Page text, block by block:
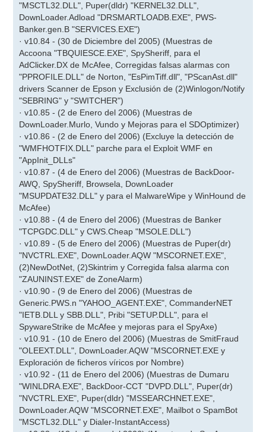
"MSCTL32.DLL", Puper(dldr) "KERNEL32.DLL",
DownLoader.Adload "DRSMARTLOADB.EXE", PWS-
Banker.gen.B "SERVICES.EXE")
· v10.84 - (30 de Diciembre del 2005) (Muestras de
Accoona "TBQUIESCE.EXE", SpySheriff, para el
AdClicker.DX de McAfee, Corregidas falsas alarmas con
"PPROFILE.DLL" de Norton, "EsPimTiff.dll", "PScanAst.dll"
drivers Scanner de Epson y Exclusión de (2)Winlogon/Notify
"SEBRING" y "SWITCHER")
· v10.85 - (2 de Enero del 2006) (Muestras de
DownLoader.Murlo, Vundo y Mejoras para el SDOptimizer)
· v10.86 - (2 de Enero del 2006) (Excluye la detección de
"WMFHOTFIX.DLL" parche para el Exploit WMF en
"AppInit_DLLs"
· v10.87 - (4 de Enero del 2006) (Muestras de BackDoor-
AWQ, SpySheriff, Browsela, DownLoader
"MSUPDATE32.DLL" y para el MalwareWipe y WinHound de
McAfee)
· v10.88 - (4 de Enero del 2006) (Muestras de Banker
"TCPGDC.DLL" y CWS.Cheap "MSOLE.DLL")
· v10.89 - (5 de Enero del 2006) (Muestras de Puper(dr)
"NVCTRL.EXE", DownLoader.AQW "MSCORNET.EXE",
(2)NewDotNet, (2)Skintrim y Corregida falsa alarma con
"ZAUNINST.EXE" de ZoneAlarm)
· v10.90 - (9 de Enero del 2006) (Muestras de
Generic.PWS.n "YAHOO_AGENT.EXE", CommanderNET
"IETB.DLL y SBB.DLL", Pribi "SETUP.DLL", para el
SpywareStrike de McAfee y mejoras para el SpyAxe)
· v10.91 - (10 de Enero del 2006) (Muestras de SmitFraud
"OLEEXT.DLL", DownLoader.AQW "MSCORNET.EXE y
Exploración de ficheros víricos por Nombre)
· v10.92 - (11 de Enero del 2006) (Muestras de Dumaru
"WINLDRA.EXE", BackDoor-CCT "DVPD.DLL", Puper(dr)
"NVCTRL.EXE", Puper(dldr) "MSSEARCHNET.EXE",
DownLoader.AQW "MSCORNET.EXE", Mailbot o SpamBot
"MSCTL32.DLL" y Dialer-InstantAccess)